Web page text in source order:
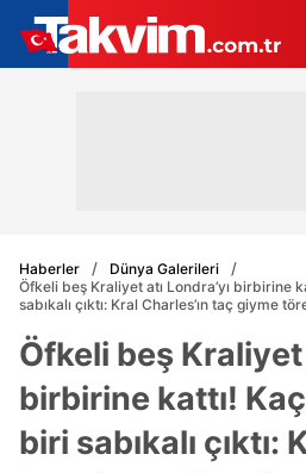
Haberler
Dünya Galerileri
Öfkeli beş Kraliyet atı Londra’yı birbirine
sabıkalı çıktı: Kral Charles’ın taç giyme
Öfkeli beş Kraliyet
birbirine kattı!
biri sabıkalı çıktı: